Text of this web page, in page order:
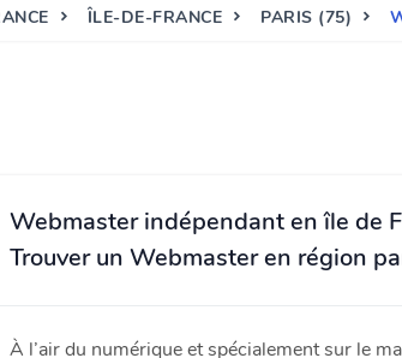
ÎLE-DE-FRANCE PARIS (75)
Webmaster indépendant en île de
Trouver un Webmaster en région
À l’air du numérique et spécialement sur le